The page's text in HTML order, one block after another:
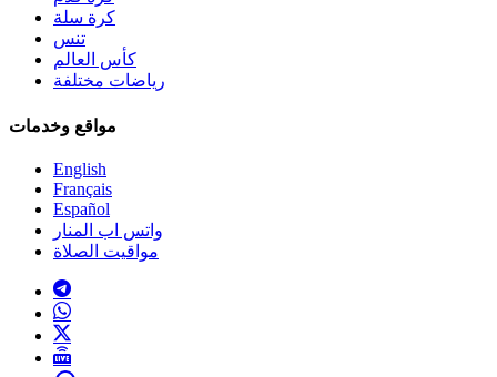
كرة سلة
تنس
كأس العالم
رياضات مختلفة
مواقع وخدمات
English
Français
Español
واتس اب المنار
مواقيت الصلاة